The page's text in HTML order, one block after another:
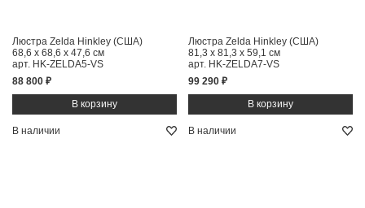
Люстра Zelda Hinkley (США)
68,6 x 68,6 x 47,6 см
арт. HK-ZELDA5-VS
88 800 ₽
Люстра Zelda Hinkley (США)
81,3 x 81,3 x 59,1 см
арт. HK-ZELDA7-VS
99 290 ₽
В наличии В наличии